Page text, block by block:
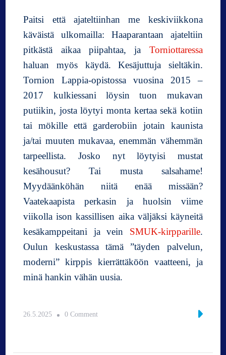
Paitsi että ajateltiinhan me keskiviikkona
käväistä ulkomailla: Haaparantaan ajateltiin
pitkästä aikaa piipahtaa, ja Torniottaressa
haluan myös käydä. Kesäjuttuja sieltäkin.
Tornion Lappia-opistossa vuosina 2015 –
2017 kulkiessani löysin tuon mukavan
putiikin, josta löytyi monta kertaa sekä kotiin
tai mökille että garderobiin jotain kaunista
ja/tai muuten mukavaa, enemmän vähemmän
tarpeellista. Josko nyt löytyisi mustat
kesähousut? Tai musta salsahame!
Myydäänköhän niitä enää missään?
Vaatekaapista perkasin ja huolsin viime
viikolla ison kassillisen aika väljäksi käyneitä
kesäkamppeitani ja vein SMUK-kirpparille.
Oulun keskustassa tämä ”täyden palvelun,
moderni” kirppis kierrättäköön vaatteeni, ja
minä hankin vähän uusia.
26.5.2025 0 Commento